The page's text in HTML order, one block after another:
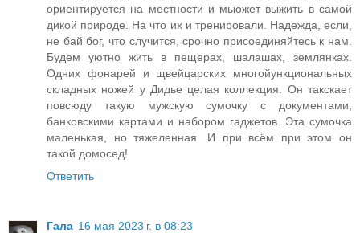
ориентируется на местности и мыожет выжить в самой
дикой природе. На что их и тренировали. Надежда, если,
не бай бог, что случится, срочно присоединяйтесь к нам.
Будем уютно жить в пещерах, шалашах, землянках.
Одних фонарей и щвейцарских многойункциональных
складных ножей у Дидье целая коллекция. Он такскает
повсюду такую мужскую сумочку с документами,
банковскими картами и набором гаджетов. Эта сумочка
маленькая, но тяжеленная. И при всём при этом он
такой домосед!
Ответить
Гала 16 мая 2023 г. в 08:23